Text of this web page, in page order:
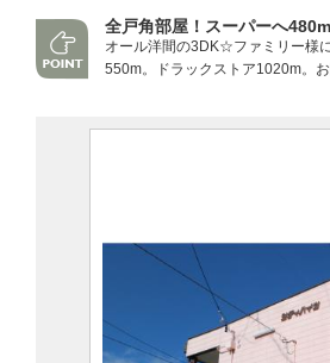
全戸角部屋！スーパーへ
オール洋間の3DK☆ファミリー様
550m。ドラックストア1020m。